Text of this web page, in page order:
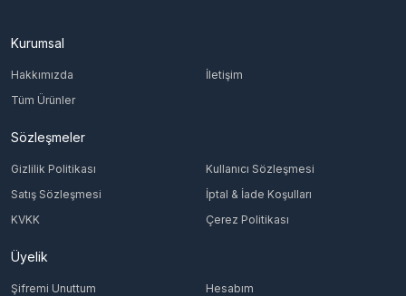
Kurumsal
Hakkımızda
İletişim
Tüm Ürünler
Sözleşmeler
Gizlilik Politikası
Kullanıcı Sözleşmesi
Satış Sözleşmesi
İptal & İade Koşulları
KVKK
Çerez Politikası
Üyelik
Şifremi Unuttum
Hesabım